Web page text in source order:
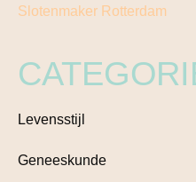
Slotenmaker Rotterdam
Levensstijl
Geneeskunde